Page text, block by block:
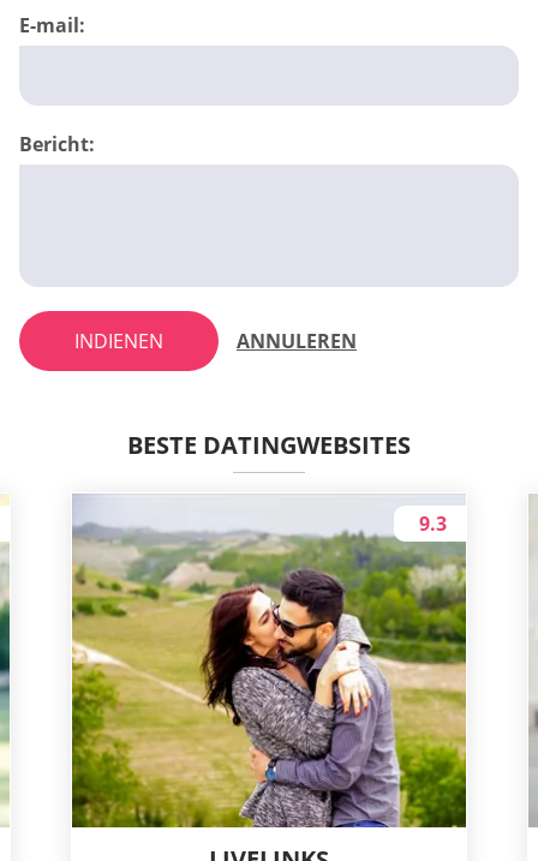
E-mail:
Bericht:
INDIENEN ANNULEREN
BESTE DATINGWEBSITES
9.3